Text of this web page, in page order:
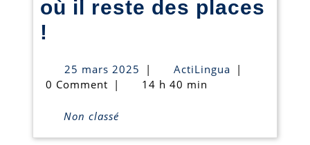
où il reste des places
!
de
Pâques
25 mars 2025 25
mars
| ActiLinguaActiLingua
|
0 Comment | 14 h 40 min
Non classé